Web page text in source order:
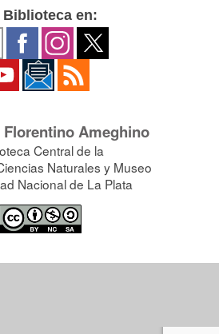
Biblioteca en:
Ameghino
Central de la
Naturales y Museo
Nacional de La Plata